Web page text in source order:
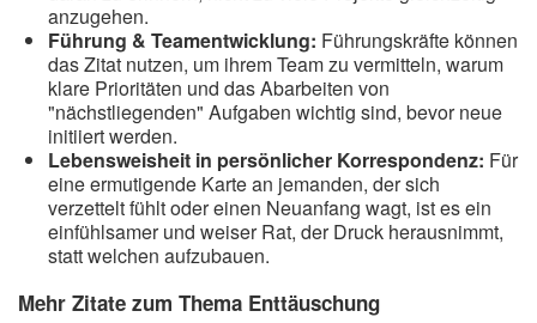
anzugehen.
Führung & Teamentwicklung: Führungskräfte können
das Zitat nutzen, um ihrem Team zu vermitteln, warum
klare Prioritäten und das Abarbeiten von
"nächstliegenden" Aufgaben wichtig sind, bevor neue
initiiert werden.
Lebensweisheit in persönlicher Korrespondenz: Für
eine ermutigende Karte an jemanden, der sich
verzettelt fühlt oder einen Neuanfang wagt, ist es ein
einfühlsamer und weiser Rat, der Druck herausnimmt,
statt welchen aufzubauen.
Mehr Zitate zum Thema Enttäuschung